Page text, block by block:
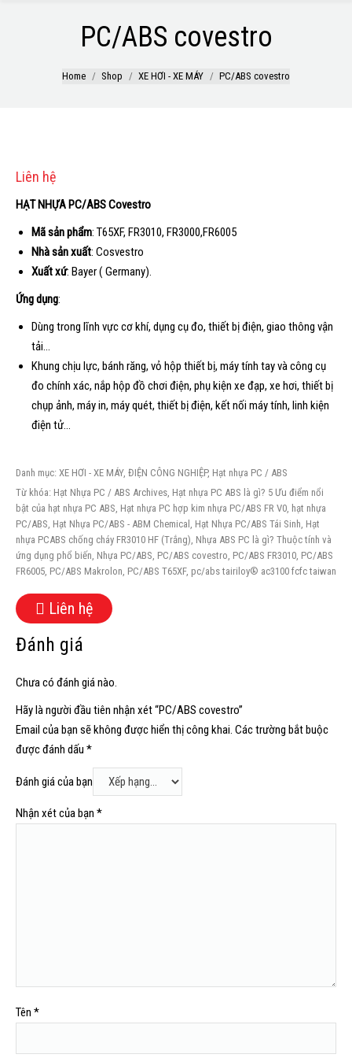
PC/ABS covestro
Home Shop XE HƠI - XE MÁY PC/ABS covestro
Liên hệ
HẠT NHỰA PC/ABS Covestro
Mã sản phẩm: T65XF, FR3010, FR3000,FR6005
Nhà sản xuất: Cosvestro
Xuất xứ: Bayer ( Germany).
Ứng dụng:
Dùng trong lĩnh vực cơ khí, dụng cụ đo, thiết bị điện, giao thông vận
tải…
Khung chịu lực, bánh răng, vỏ hộp thiết bị, máy tính tay và công cụ
đo chính xác, nắp hộp đồ chơi điện, phụ kiện xe đạp, xe hơi, thiết bị
chụp ảnh, máy in, máy quét, thiết bị điện, kết nối máy tính, linh kiện
điện tử…
Danh mục: XE HƠI - XE MÁY, ĐIỆN CÔNG NGHIỆP, Hạt nhựa PC / ABS
Từ khóa: Hạt Nhựa PC / ABS Archives, Hạt nhựa PC ABS là gì? 5 Ưu điểm nổi
bật của hạt nhựa PC ABS, Hạt nhựa PC hợp kim nhựa PC/ABS FR V0, hạt nhựa
PC/ABS, Hạt Nhựa PC/ABS - ABM Chemical , Hạt Nhựa PC/ABS Tái Sinh, Hạt
nhựa PCABS chống cháy FR3010 HF (Trắng), Nhựa ABS PC là gì? Thuộc tính và
ứng dụng phổ biến, Nhựa PC/ABS, PC/ABS covestro, PC/ABS FR3010, PC/ABS
FR6005, PC/ABS Makrolon, PC/ABS T65XF, pc/abs tairiloy® ac3100 fcfc taiwan
Liên hệ
Đánh giá
Chưa có đánh giá nào.
Hãy là người đầu tiên nhận xét “PC/ABS covestro”
Email của bạn sẽ không được hiển thị công khai. Các trường bắt buộc
được đánh dấu *
Đánh giá của bạn
Nhận xét của bạn *
Tên *